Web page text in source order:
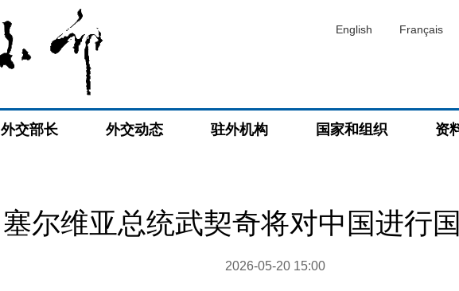
English Français
外交部长 外交动态 驻外机构 国家和组织 资
塞尔维亚总统武契奇将对中国进行
2026-05-20 15:00